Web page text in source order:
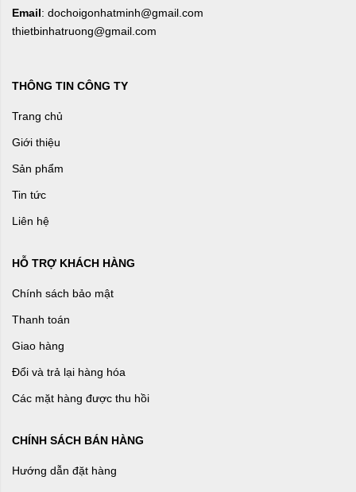
Email: dochoigonhatminh@gmail.com
thietbinhatruong@gmail.com
THÔNG TIN CÔNG TY
Trang chủ
Giới thiệu
Sản phẩm
Tin tức
Liên hệ
HỖ TRỢ KHÁCH HÀNG
Chính sách bảo mật
Thanh toán
Giao hàng
Đổi và trả lại hàng hóa
Các mặt hàng được thu hồi
CHÍNH SÁCH BÁN HÀNG
Hướng dẫn đặt hàng